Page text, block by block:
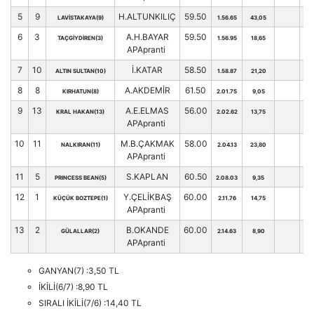
5 9 LAVİSTAKAYA(9) H.ALTUNKILIÇ 59.50 1.56.65 43,05
6 3 TAÇGİYDİREN(3)
A.H.BAYAR
APApranti
59.50 1.56.95 18,65
7 10 ALTIN SULTAN(10) İ.KATAR 58.50 1.58.87 21,20
8 8 KIRHATUN(8) A.AKDEMİR 61.50 2.01.75 9,05
9 13 KRAL HAKAN(13)
A.E.ELMAS
APApranti
56.00 2.02.62 13,75
10 11 NALKIRAN(11)
M.B.ÇAKMAK
APApranti
58.00 2.04.13 23,80
11 5 PRINCESS BEAN(5) S.KAPLAN 60.50 2.08.03 9,35
12 1 KÜÇÜK BOZTEPE(1)
Y.ÇELİKBAŞ
APApranti
60.00 2.11.76 14,75
13 2 GÜLALLAR(2)
B.OKANDE
APApranti
60.00 2.14.63 8,90
GANYAN(7) :3,50 TL
İKİLİ(6/7) :8,90 TL
SIRALI İKİLİ(7/6) :14,40 TL